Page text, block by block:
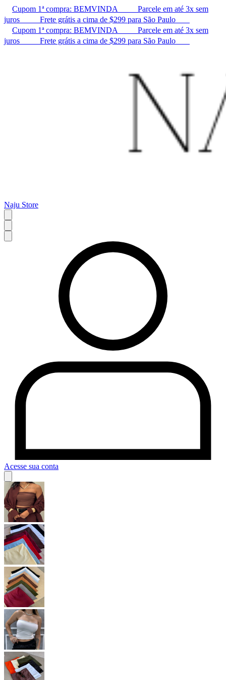
Cupom 1ª compra: BEMVINDA ㅤ ㅤ ㅤ ㅤ ㅤ ㅤ ㅤ ㅤ ㅤ Parcele em até 3x sem
juros ㅤ ㅤ ㅤ ㅤ ㅤ ㅤ ㅤ ㅤ ㅤ Frete grátis a cima de $299 para São Paulo ㅤ ㅤ ㅤ ㅤ ㅤ ㅤ ㅤ
Cupom 1ª compra: BEMVINDA ㅤ ㅤ ㅤ ㅤ ㅤ ㅤ ㅤ ㅤ ㅤ Parcele em até 3x sem
juros ㅤ ㅤ ㅤ ㅤ ㅤ ㅤ ㅤ ㅤ ㅤ Frete grátis a cima de $299 para São Paulo ㅤ ㅤ ㅤ ㅤ ㅤ ㅤ ㅤ
Naju Store
Acesse sua conta